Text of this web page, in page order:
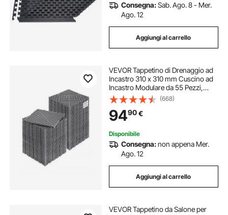
Consegna:Sab. Ago. 8 - Mer.
Ago. 12
Aggiungi al carrello
VEVOR Tappetino di Drenaggio ad
Incastro 310 x 310 mm Cuscino ad
Incastro Modulare da 55 Pezzi,
Piastrelle per Pavimenti di
Drenaggio Grigio Antiscivolo e
Tappetino per Doccia, per Garage
Giardino
(668)
9490€
Disponibile
Consegna:non appena Mer.
Ago. 12
Aggiungi al carrello
VEVOR Tappetino da Salone per